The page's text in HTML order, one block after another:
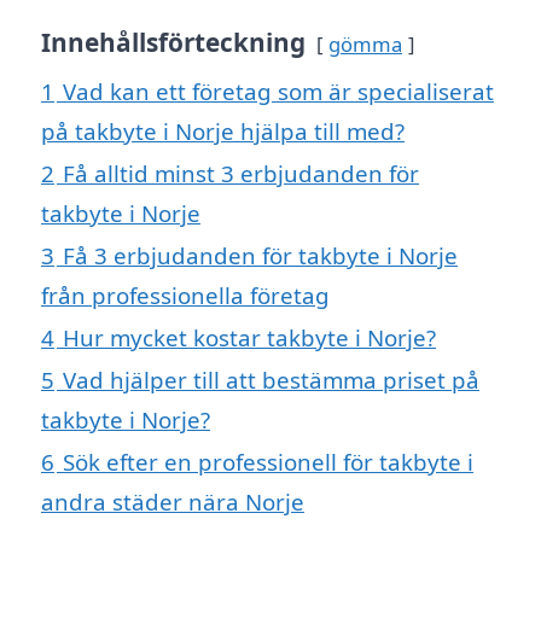
Innehållsförteckning gömma
1 Vad kan ett företag som är specialiserat
på takbyte i Norje hjälpa till med?
2 Få alltid minst 3 erbjudanden för
takbyte i Norje
3 Få 3 erbjudanden för takbyte i Norje
från professionella företag
4 Hur mycket kostar takbyte i Norje?
5 Vad hjälper till att bestämma priset på
takbyte i Norje?
6 Sök efter en professionell för takbyte i
andra städer nära Norje